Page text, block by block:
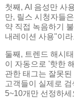
첫째, AI 음성만 사
만, 릴스 시청자들
약 직접 녹음하기
내레이션 사용"이
둘째, 트렌드 해시
이 자동으로 '핫한
관한 태그는 잘못
고객들이 실제로
5~10개만 선정하세